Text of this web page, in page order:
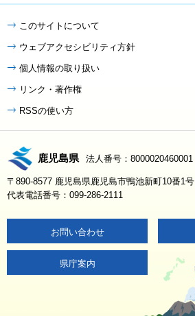
このサイトについて
ウェブアクセシビリティ方針
個人情報の取り扱い
リンク・著作権
RSSの使い方
鹿児島県 法人番号：8000020460001
〒890-8577 鹿児島県鹿児島市鴨池新町10番1号
代表電話番号：099-286-2111
お問い合わせ
県庁案内